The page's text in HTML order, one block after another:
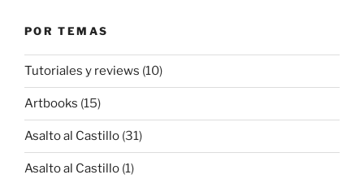
POR TEMAS
Tutoriales y reviews (10)
Artbooks (15)
Asalto al Castillo (31)
Asalto al Castillo (1)